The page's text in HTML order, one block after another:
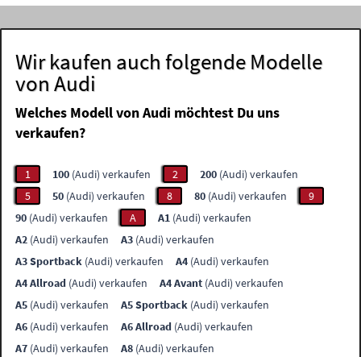
Wir kaufen auch folgende Modelle
von Audi
Welches Modell von Audi möchtest Du uns
verkaufen?
1 100 (Audi) verkaufen 2 200 (Audi) verkaufen
5
50 (Audi) verkaufen 8 80 (Audi) verkaufen
9
90 (Audi) verkaufen A A1 (Audi) verkaufen
A2 (Audi) verkaufen A3 (Audi) verkaufen
A3 Sportback (Audi) verkaufen A4 (Audi) verkaufen
A4 Allroad (Audi) verkaufen A4 Avant (Audi) verkaufen
A5 (Audi) verkaufen A5 Sportback (Audi) verkaufen
A6 (Audi) verkaufen A6 Allroad (Audi) verkaufen
A7 (Audi) verkaufen A8 (Audi) verkaufen